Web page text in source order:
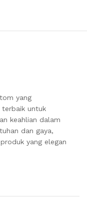
yang
terbaik untuk
keahlian dalam
dan gaya,
yang elegan